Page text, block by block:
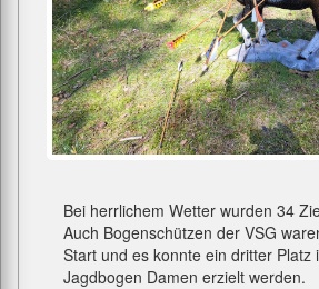
Bei herrlichem Wetter wurden 34
Auch Bogenschützen der VSG
Start und es konnte ein dritter Platz
Jagdbogen Damen erzielt werden.